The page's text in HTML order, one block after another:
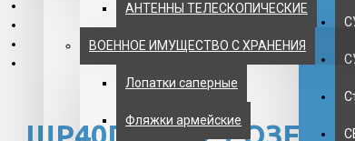
АНТЕННЫ ТЕЛЕСКОПИЧЕСКИЕ
ВОЕННОЕ ИМУЩЕСТВО С ХРАНЕНИЯ
Лопатки саперные
Фляжки армейские